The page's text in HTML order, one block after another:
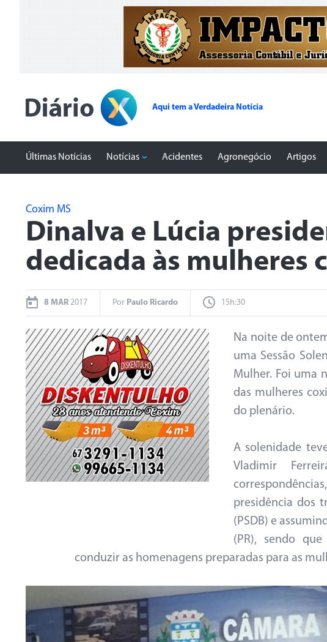
Aqui tem a Verdadeira Notícia
Últimas Notícias Notícias Acidentes Agronegócio Artigos
Coxim MS
Dinalva e Lúcia
dedicada às mulheres
8 MAR 2017 Por Paulo Ricardo 15h:30
Na noite de
uma Sessão
Mulher. Foi uma
das mulheres
do plenário.
A solenidade
Vladimir
presidência dos
(PSDB) e
(PR), sendo
conduzir as homenagens preparadas para as